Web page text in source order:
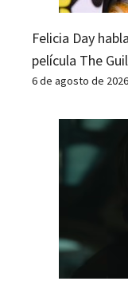
Felicia Day
película The
6 de agosto de 2026